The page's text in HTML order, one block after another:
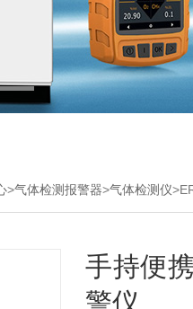
>气体检测报警器>气体检测仪
手持便
警仪